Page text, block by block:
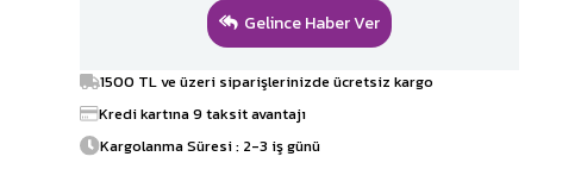
Gelince Haber Ver
1500 TL ve üzeri siparişlerinizde ücretsiz kargo
Kredi kartına 9 taksit avantajı
Kargolanma Süresi : 2-3 iş günü